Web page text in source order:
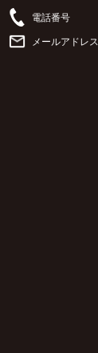
電話番号
メールアドレス